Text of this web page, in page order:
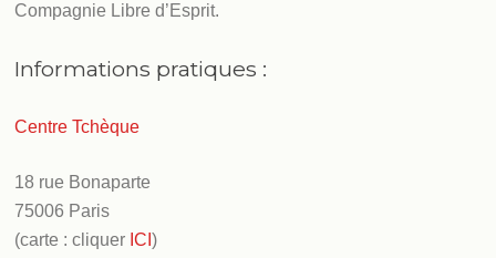
Compagnie Libre d’Esprit.
Informations pratiques :
Centre Tchèque
18 rue Bonaparte
75006 Paris
(carte : cliquer ICI)